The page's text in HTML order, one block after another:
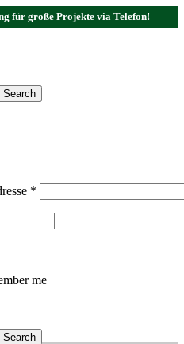
für große Projekte via Telefon!
Search
*
me
Search